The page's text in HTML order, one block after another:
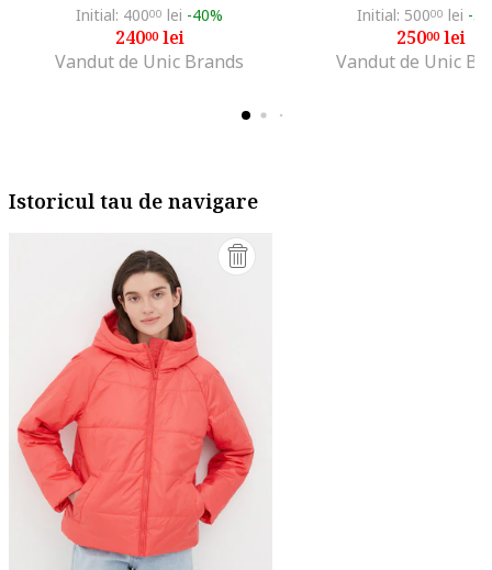
Initial: 40000 lei -40%
24000lei
Vandut de Unic Brands
Initial: 50000 lei -
25000lei
Vandut de Unic
Istoricul tau de navigare